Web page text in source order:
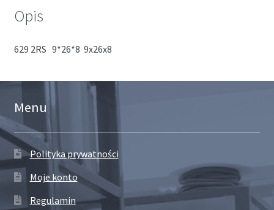
Opis
629 2RS 9*26*8 9x26x8
Menu
Polityka prywatności
Moje konto
Regulamin